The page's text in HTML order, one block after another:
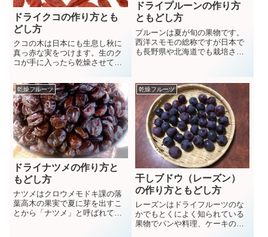
ドライクコの作り方とも
どし方
クコの木は日本にも生息し秋に
真っ赤な実をつけます。生のク
コが手に入ったら乾燥させてみ
ドライプルーンの作り方
ともどし方
プルーンは夏が旬の果物です。
西洋スモモの総称ですが日本で
も長野県や北海道でも栽培され
ることによってお菓子やシロッ
プなどさまざまな料理に利用で
きます。
乾燥フルーツ
ドライナツメの作り方と
もどし方
ナツメはクロウメモドキ課の落
葉高木の果実で夏に芽を出すこ
とから「ナツメ」と呼ばれてい
乾燥フルーツ
干しブドウ（レーズン）
の作り方ともどし方
レーズンはドライフルーツのな
かでもとくによく知られている
果物でパンや料理、ケーキのト